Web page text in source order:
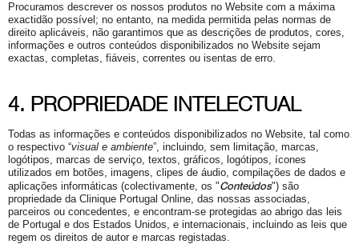
Procuramos descrever os nossos produtos no Website com a máxima
exactidão possível; no entanto, na medida permitida pelas normas de
direito aplicáveis, não garantimos que as descrições de produtos, cores,
informações e outros conteúdos disponibilizados no Website sejam
exactas, completas, fiáveis, correntes ou isentas de erro.
4. PROPRIEDADE INTELECTUAL
Todas as informações e conteúdos disponibilizados no Website, tal como
o respectivo “visual e ambiente”, incluindo, sem limitação, marcas,
logótipos, marcas de serviço, textos, gráficos, logótipos, ícones
utilizados em botões, imagens, clipes de áudio, compilações de dados e
aplicações informáticas (colectivamente, os "Conteúdos") são
propriedade da Clinique Portugal Online, das nossas associadas,
parceiros ou concedentes, e encontram-se protegidas ao abrigo das leis
de Portugal e dos Estados Unidos, e internacionais, incluindo as leis que
regem os direitos de autor e marcas registadas.